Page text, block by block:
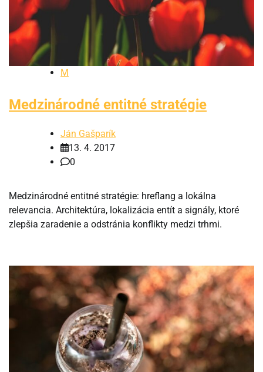
M
Medzinárodné entitné stratégie
Ján Gašparík
13. 4. 2017
0
Medzinárodné entitné stratégie: hreflang a lokálna
relevancia. Architektúra, lokalizácia entít a signály, ktoré
zlepšia zaradenie a odstránia konflikty medzi trhmi.